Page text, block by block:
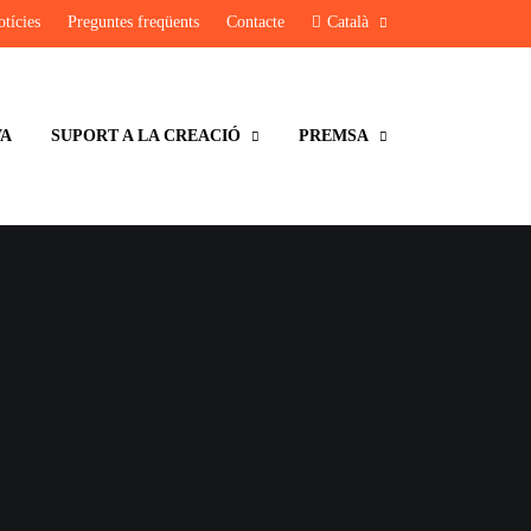
Preguntes freqüents Contacte Català
SUPORT A LA CREACIÓ PREMSA